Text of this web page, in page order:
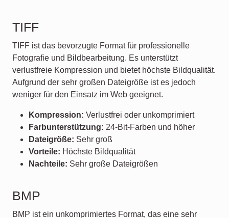
TIFF
TIFF ist das bevorzugte Format für professionelle
Fotografie und Bildbearbeitung. Es unterstützt
verlustfreie Kompression und bietet höchste Bildqualität.
Aufgrund der sehr großen Dateigröße ist es jedoch
weniger für den Einsatz im Web geeignet.
Kompression: Verlustfrei oder unkomprimiert
Farbunterstützung: 24-Bit-Farben und höher
Dateigröße: Sehr groß
Vorteile: Höchste Bildqualität
Nachteile: Sehr große Dateigrößen
BMP
BMP ist ein unkomprimiertes Format, das eine sehr